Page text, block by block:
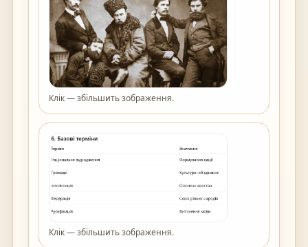
Клік — збільшить зображення.
Клік — збільшить зображення.